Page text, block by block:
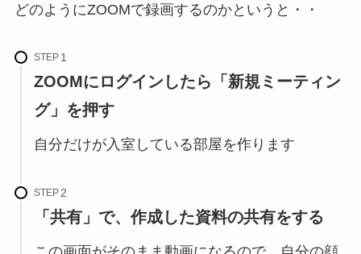
どのようにZOOMで録画するのかというと・・
STEP
ZOOMにログインしたら「新規ミーティン
グ」を押す
自分だけが入室している部屋を作ります
STEP
「共有」で、作成した資料の共有をする